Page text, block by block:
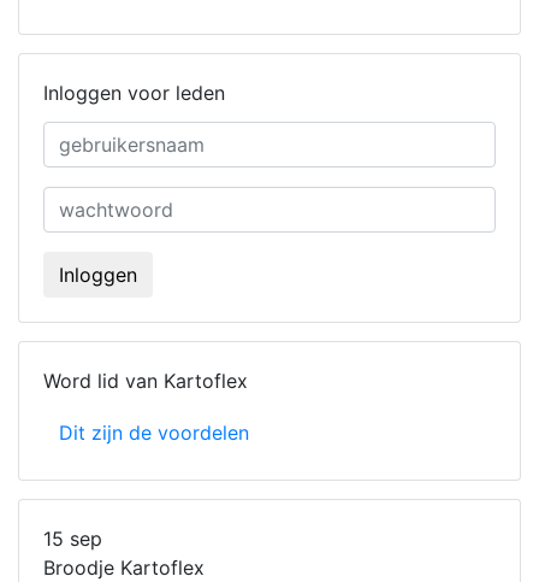
Inloggen voor leden
gebruikersnaam
wachtwoord
Inloggen
Word lid van Kartoflex
Dit zijn de voordelen
15 sep
Broodje Kartoflex